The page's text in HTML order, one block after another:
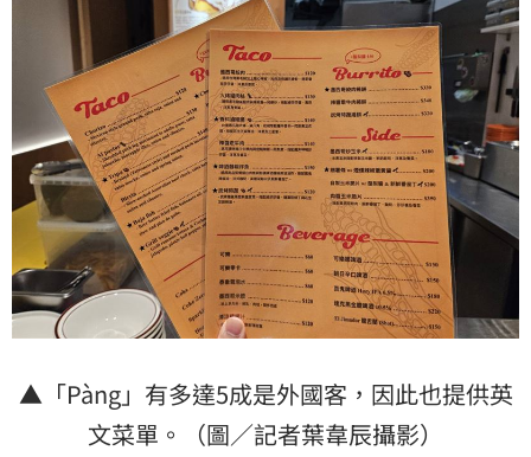
▲「Pàng」有多達5成是外國客，因此也提供英
文菜單。（圖／記者葉韋辰攝影）